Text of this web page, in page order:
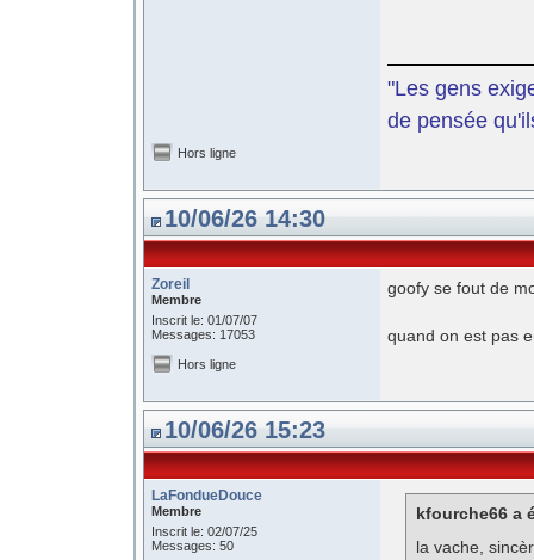
"Les gens
de pensée
Hors ligne
10/06/26 14:30
Zoreil
Membre
Inscrit le: 01/07/07
Messages: 17053
goofy se fout de
quand on est pas
Hors ligne
10/06/26 15:23
LaFondueDouce
Membre
Inscrit le: 02/07/25
Messages: 50
kfourche66 a
la vache,